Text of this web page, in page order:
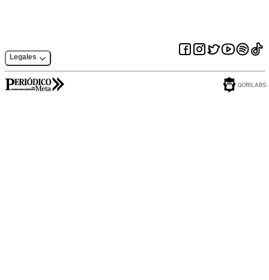
Legales
GORILABS